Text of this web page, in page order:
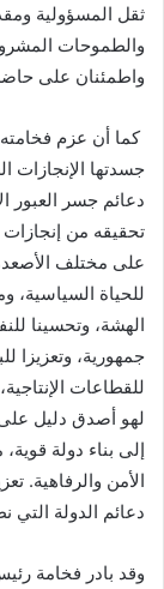
ثقل المسؤولية
والطموحات
واطمئنان على
كما أن عزم
جسدتها الإنجازات
دعائم جسر العبور
تحقيقه من إنجازات
على مختلف
للحياة السياسية،
الهشة، وتحسينا
جمهورية، وتعزيزا
للقطاعات
لهو أصدق دليل
إلى بناء دولة
الأمن والرفاهية.
دعائم الدولة التي
وقد بادر فخامة